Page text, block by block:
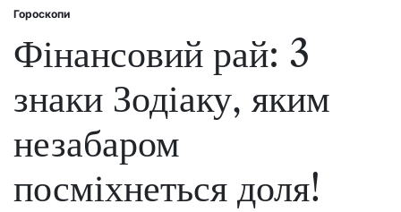
Posted
Гороскопи
Фінансовий рай: 3
знаки Зодіаку, яким
незабаром
посміхнеться доля!